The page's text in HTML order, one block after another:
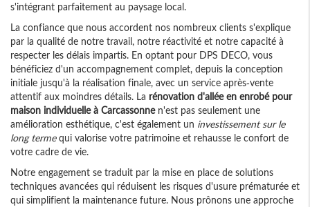
s'intégrant parfaitement au paysage local.
La confiance que nous accordent nos nombreux clients s'explique
par la qualité de notre travail, notre réactivité et notre capacité à
respecter les délais impartis. En optant pour DPS DECO, vous
bénéficiez d'un accompagnement complet, depuis la conception
initiale jusqu'à la réalisation finale, avec un service après-vente
attentif aux moindres détails. La rénovation d'allée en enrobé pour
maison individuelle à Carcassonnen'est pas seulement une
amélioration esthétique, c'est également un investissement sur le
long termequi valorise votre patrimoine et rehausse le confort de
votre cadre de vie.
Notre engagement se traduit par la mise en place de solutions
techniques avancées qui réduisent les risques d'usure prématurée et
qui simplifient la maintenance future. Nous prônons une approche